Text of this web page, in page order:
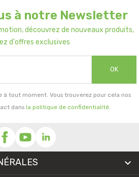
à notre Newsletter
découvrez de nouveaux produits,
d'offres exclusives
OK
à tout moment. Vous trouverez pour cela nos
dans la politique de confidentialité.
